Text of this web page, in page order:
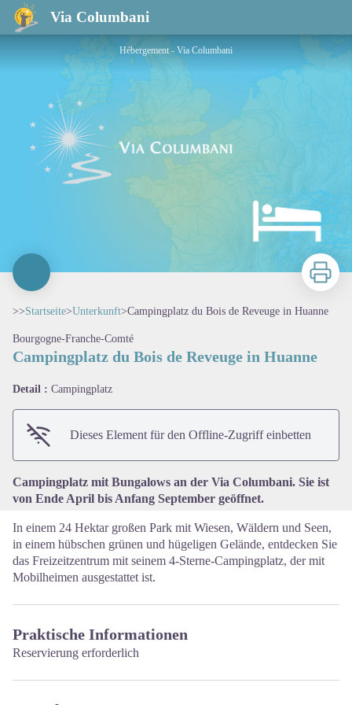
Via Columbani
Campingplatz du Bois de Reveuge in Huanne
Hébergement - Via Columbani
Zu
>>Startseite>Unterkunft>Campingplatz du Bois de Reveuge in Huanne
Bourgogne-Franche-Comté
Campingplatz du Bois de Reveuge in Huanne
Detail : Campingplatz
Dieses Element für den Offline-Zugriff einbetten
Campingplatz mit Bungalows an der Via Columbani. Sie ist
von Ende April bis Anfang September geöffnet.
In einem 24 Hektar großen Park mit Wiesen, Wäldern und Seen,
in einem hübschen grünen und hügeligen Gelände, entdecken Sie
das Freizeitzentrum mit seinem 4-Sterne-Campingplatz, der mit
Mobilheimen ausgestattet ist.
Praktische Informationen
Reservierung erforderlich